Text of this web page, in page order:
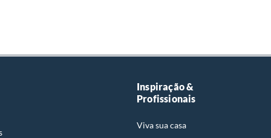
Inspiração &
Profissionais
Viva sua casa